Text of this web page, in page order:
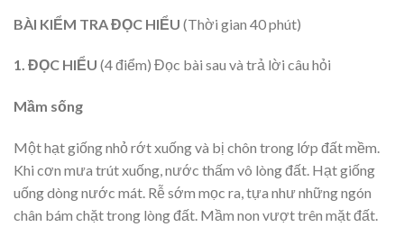
BÀI KIỂM TRA ĐỌC HIỂU (Thời gian 40 phút)
1. ĐỌC HIỂU (4 điểm) Đọc bài sau và trả lời câu hỏi
Mầm sống
Một hạt giống nhỏ rớt xuống và bị chôn trong lớp đất mềm.
Khi cơn mưa trút xuống, nước thấm vô lòng đất. Hạt giống
uống dòng nước mát. Rễ sớm mọc ra, tựa như những ngón
chân bám chặt trong lòng đất. Mầm non vượt trên mặt đất.